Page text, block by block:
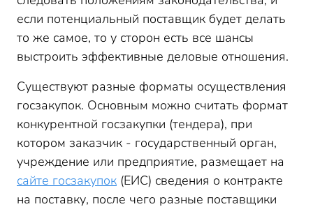
если потенциальный поставщик будет делать
то же самое, то у сторон есть все шансы
выстроить эффективные деловые отношения.
Существуют разные форматы осуществления
госзакупок. Основным можно считать формат
конкурентной госзакупки (тендера), при
котором заказчик - государственный орган,
учреждение или предприятие, размещает на
сайте госзакупок (ЕИС) сведения о контракте
на поставку, после чего разные поставщики